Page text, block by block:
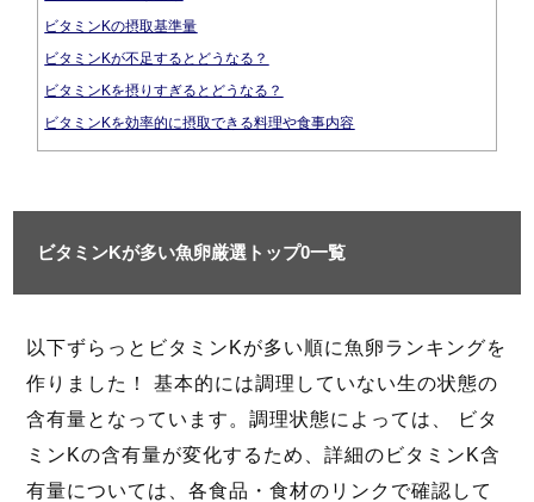
ビタミンKの摂取基準量
ビタミンKが不足するとどうなる？
ビタミンKを摂りすぎるとどうなる？
ビタミンKを効率的に摂取できる料理や食事内容
ビタミンKが多い魚卵厳選トップ0一覧
以下ずらっとビタミンKが多い順に魚卵ランキングを
作りました！ 基本的には調理していない生の状態の
含有量となっています。調理状態によっては、 ビタ
ミンKの含有量が変化するため、詳細のビタミンK含
有量については、各食品・食材のリンクで確認して